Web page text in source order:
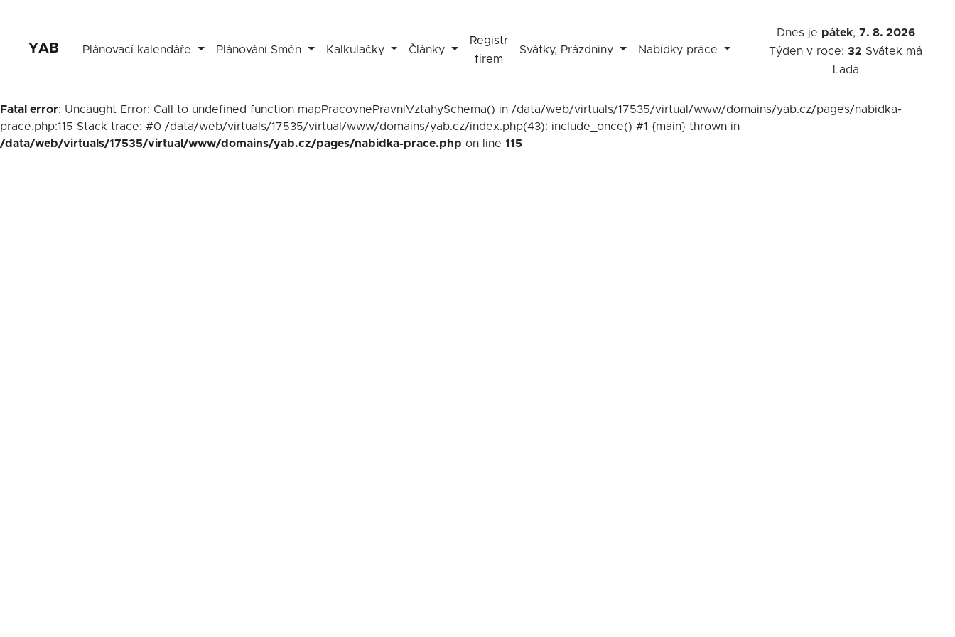
YAB Plánovací kalendáře Plánování Směn Kalkulačky Články
Registr
firem
Svátky, Prázdniny Nabídky práce
Dnes je pátek, 7. 8. 2026
Týden v roce:32 Svátek má
Lada
Fatal error: Uncaught Error: Call to undefined function mapPracovnePravniVztahySchema() in /data/web/virtuals/17535/virtual/www/domains/yab.cz/pages/nabidka-
prace.php:115 Stack trace: #0 /data/web/virtuals/17535/virtual/www/domains/yab.cz/index.php(43): include_once() #1 {main} thrown in
/data/web/virtuals/17535/virtual/www/domains/yab.cz/pages/nabidka-prace.php on line 115